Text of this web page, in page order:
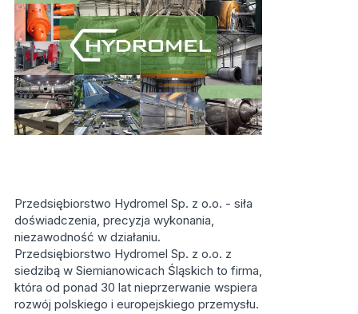
Przedsiębiorstwo Hydromel Sp. z o.o. - siła
doświadczenia, precyzja wykonania,
niezawodność w działaniu.
Przedsiębiorstwo Hydromel Sp. z o.o. z
siedzibą w Siemianowicach Śląskich to firma,
która od ponad 30 lat nieprzerwanie wspiera
rozwój polskiego i europejskiego przemysłu.